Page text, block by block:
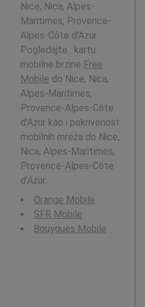
Nice, Nica, Alpes-
Maritimes, Provence-
Alpes-Côte d'Azur.
Pogledajte : kartu
mobilne brzine Free
Mobile do Nice, Nica,
Alpes-Maritimes,
Provence-Alpes-Côte
d'Azur kao i pokrivenost
mobilnih mreža do Nice,
Nica, Alpes-Maritimes,
Provence-Alpes-Côte
d'Azur.
Orange Mobile
SFR Mobile
Bouygues Mobile